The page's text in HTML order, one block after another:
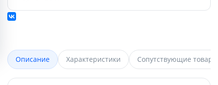
Описание Характеристики Сопутствующие товары